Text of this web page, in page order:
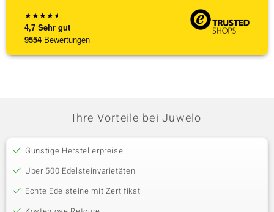
★★★★★
4,7 Sehr gut
9554 Bewertungen
Ihre Vorteile bei Juwelo
Günstige Herstellerpreise
Über 500 Edelsteinvarietäten
Echte Edelsteine mit Zertifikat